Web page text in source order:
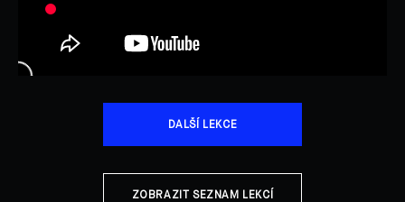
DALŠÍ LEKCE
ZOBRAZIT SEZNAM LEKCÍ